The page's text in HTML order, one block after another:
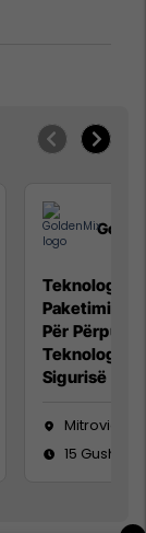
Teknolog/e
Paketimin e
Për
Teknolog/e
Sigurisë së
Mitrovicë
15 Gusht